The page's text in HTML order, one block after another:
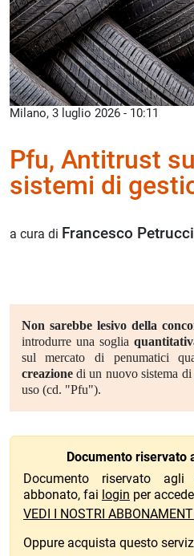
Milano, 3 luglio 2026 - 10:11
Pfu, Antitrust
sistemi di
a cura di Francesco Petrucci
Non sarebbe lesivo della
introdurre una soglia
sul mercato di penumatici
creazionedi un nuovo sistema
uso (cd. "Pfu").
Documento riservato
Documento riservato
abbonato, fai login per
VEDI I NOSTRI
Oppure acquista questo